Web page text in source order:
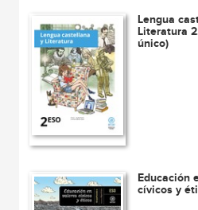
Lengua
Literatura
único)
Educación
cívicos y